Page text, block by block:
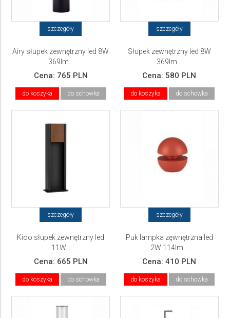
szczegóły
Airy słupek zewnętrzny led 8W
369lm...
Cena: 765 PLN
do koszyka do schowka
szczegóły
Słupek zewnętrzny led 8W
369lm...
Cena: 580 PLN
do koszyka do schowka
szczegóły
Kioo słupek zewnętrzny led
11W...
Cena: 665 PLN
do koszyka do schowka
szczegóły
Puk lampka zęwnętrzna led
2W 114lm...
Cena:410 PLN
do koszyka do schowka